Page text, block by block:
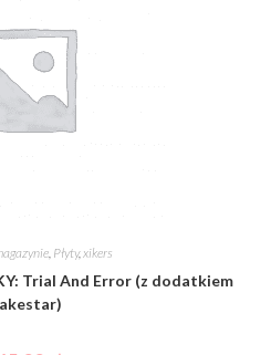
, Płyty, xikers
Trial And Error (z dodatkiem